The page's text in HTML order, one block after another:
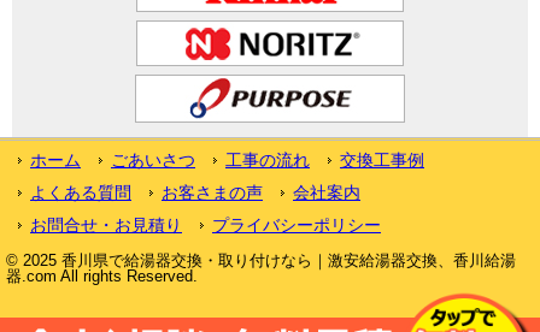
ホーム ごあいさつ 工事の流れ
交換工事例
よくある質問
お客さまの声
会社案内
お問合せ・お見積り
プライバシーポリシー
© 2025 香川県で給湯器交換・取り付けなら｜激安給湯器交換、香川給湯
器.com All rights Reserved.